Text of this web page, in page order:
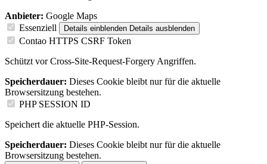
Anbieter: Google Maps
Essenziell
Details einblenden Details ausblenden
Contao HTTPS CSRF Token
Schützt vor Cross-Site-Request-Forgery Angriffen.
Speicherdauer: Dieses Cookie bleibt nur für die aktuelle
Browsersitzung bestehen.
PHP SESSION ID
Speichert die aktuelle PHP-Session.
Speicherdauer: Dieses Cookie bleibt nur für die aktuelle
Browsersitzung bestehen.